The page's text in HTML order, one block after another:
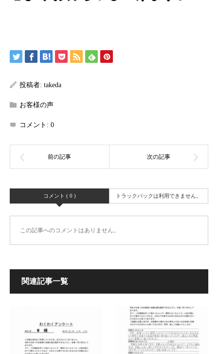
投稿者: takeda
お客様の声
コメント: 0
コメント ( 0 ) トラックバックは利用できません。
この記事へのコメントはありません。
関連記事一覧